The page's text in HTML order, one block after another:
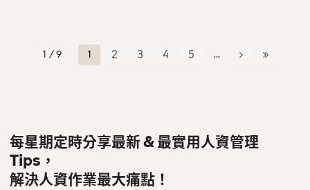
1 / 9 1 2 3 4 5 ...
每星期定時分享最新 & 最實用人資管理
Tips，
解決人資作業最大痛點！